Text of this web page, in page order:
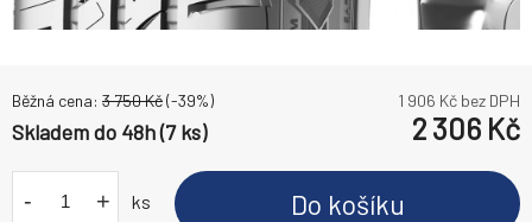
Běžná cena: 3 750Kč(-39%) 1 906 Kč bez DPH
Skladem do 48h (7 ks) 2 306 Kč
- + ks Do košíku